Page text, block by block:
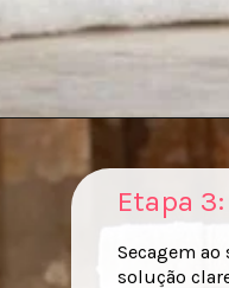
Etapa
Secagem ao
solução